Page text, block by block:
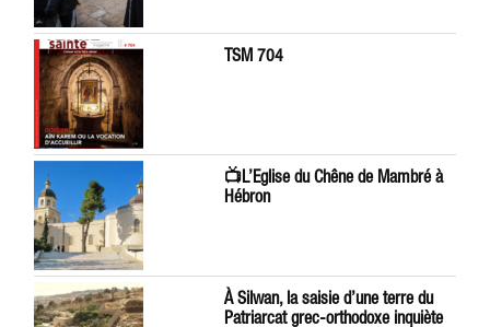
TSM 704
📺L’Eglise du Chêne de Mambré à
Hébron
À Silwan, la saisie d’une terre du
Patriarcat grec-orthodoxe inquiète